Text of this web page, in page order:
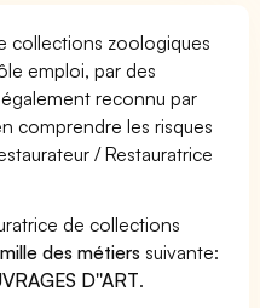
collections zoologiques
emploi, par des
reconnu par
comprendre les risques
/ Restauratrice
de collections
des métiers suivante:
D''ART.